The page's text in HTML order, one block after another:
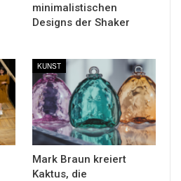
minimalistischen
Designs der Shaker
KUNST
Mark Braun kreiert
Kaktus, die